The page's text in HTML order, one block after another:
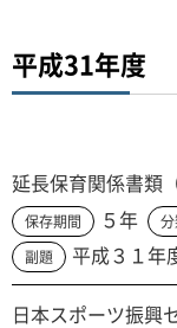
平成31年度
延長保育関係書類
保存期間 ５年
副題 平成３１年
日本スポーツ振興